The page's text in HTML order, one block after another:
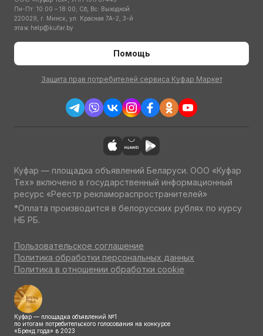
Пн-Пт: 10:00 – 18:00; Сб, Вс: Выходной
220029, г. Минск, ул. Красная 7А-2, 3-й
этаж help@kufar.by
Помощь
Защита прав потребителей сервиса Куфар Маркет
Куфар — площадка объявлений Беларуси. ООО «Куфар
Тех» включено в государственный информационный
ресурс «Реестр рекламораспространителей»
*Оплата производится в белорусских рублях по курсу
НБ РБ.
Пользовательское соглашение
Политика обработки персональных данных
Политика в отношении обработки cookie
Куфар — площадка объявлений №1
по итогам потребительского голосования на конкурсе
«Бренд года» в 2023